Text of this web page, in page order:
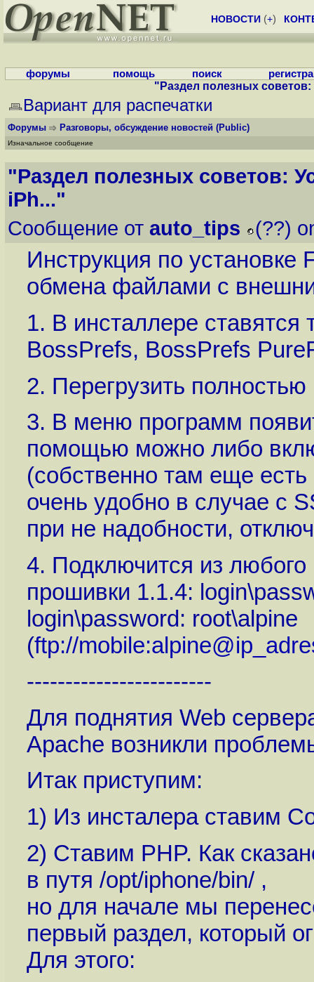
НОВОСТИ (+)
форумы помощь поиск
"Раздел полезных советов:
Вариант для распечатки
Форумы Разговоры, обсуждение новостей (Public)
Изначальное сообщение
"Раздел полезных советов:
iPh..."
Сообщение от auto_tips (??)
Инструкция по установке
обмена файлами с
1. В инсталлере
BossPrefs, BossPrefs
2. Перегрузить полностью
3. В меню программ
помощью можно либо
(собственно там еще
очень удобно в случае с
при не надобности,
4. Подключится из
прошивки 1.1.4:
login\password: root\alpine
(ftp://
------------------------
Для поднятия Web
Apache возникли
Итак приступим:
1) Из инсталера ставим
2) Ставим PHP. Как
в путя /opt/iphone/bin/ ,
но для начале мы
первый раздел, который
Для этого: